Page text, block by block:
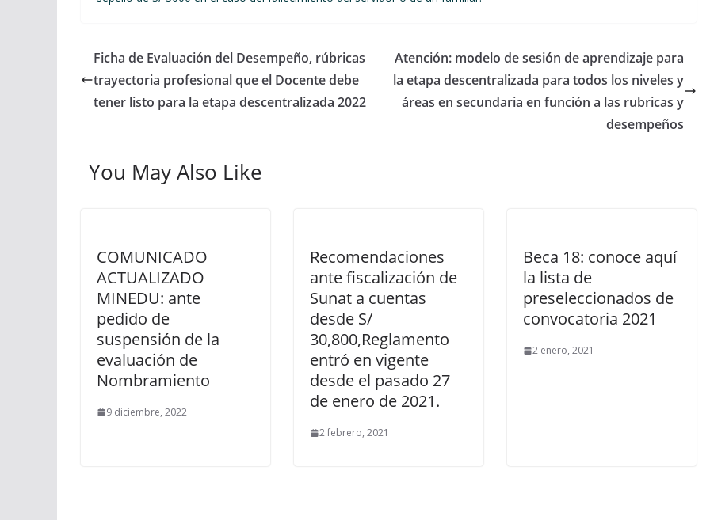
Ficha de Evaluación del Desempeño, rúbricas
trayectoria profesional que el Docente debe
tener listo para la etapa descentralizada 2022
Atención: modelo de sesión de aprendizaje para
la etapa descentralizada para todos los niveles y
áreas en secundaria en función a las rubricas y
desempeños
You May Also Like
COMUNICADO
ACTUALIZADO
MINEDU: ante
pedido de
suspensión de la
evaluación de
Nombramiento
9 diciembre, 2022
Recomendaciones
ante fiscalización de
Sunat a cuentas
desde S/
30,800,Reglamento
entró en vigente
desde el pasado 27
de enero de 2021.
2 febrero, 2021
Beca 18: conoce aquí
la lista de
preseleccionados de
convocatoria 2021
2 enero, 2021